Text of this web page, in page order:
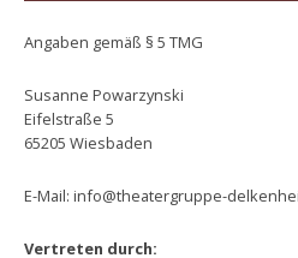
Angaben gemäß § 5 TMG
Susanne Powarzynski
Eifelstraße 5
65205 Wiesbaden
E-Mail: info@theatergruppe-
Vertreten durch: